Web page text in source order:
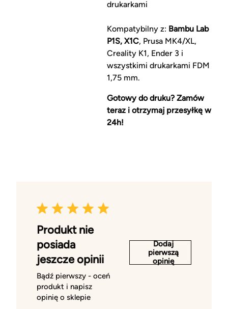
drukarkami
Kompatybilny z: Bambu Lab
P1S, X1C, Prusa MK4/XL,
Creality K1, Ender 3 i
wszystkimi drukarkami FDM
1,75 mm.
Gotowy do druku? Zamów
teraz i otrzymaj przesyłkę w
24h!
Produkt nie
posiada
jeszcze opinii
Bądź pierwszy - oceń
produkt i napisz
opinię o sklepie
Dodaj
pierwszą
opinię